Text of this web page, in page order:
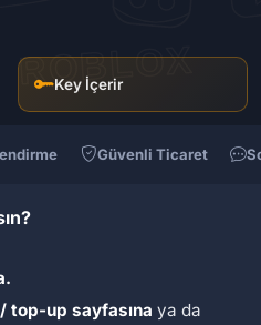
Key İçerir
Güvenli Ticaret
top-up sayfasına ya da